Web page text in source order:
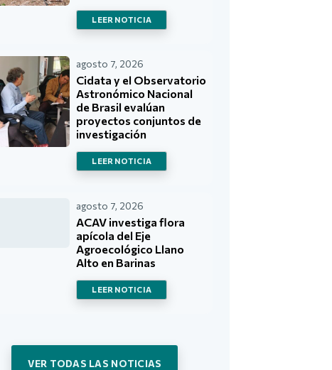
LEER NOTICIA
agosto 7, 2026
Cidata y el Observatorio
Astronómico Nacional
de Brasil evalúan
proyectos conjuntos de
investigación
LEER NOTICIA
agosto 7, 2026
ACAV investiga flora
apícola del Eje
Agroecológico Llano
Alto en Barinas
LEER NOTICIA
VER TODAS LAS NOTICIAS